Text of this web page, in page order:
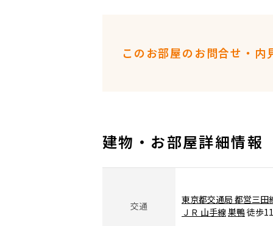
このお部屋のお問合せ・内
建物・お部屋詳細情報
交通
東京都交通局 都営三田
ＪＲ 山手線巣鴨徒歩